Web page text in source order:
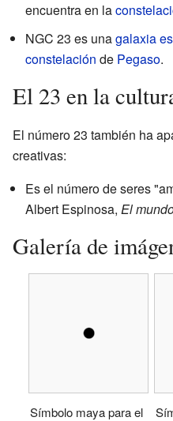
encuentra en la
NGC 23 es unagalaxia
constelación de Pegaso.
El 23 en la
El número 23 también ha
creativas:
Es el número de seres
Albert Espinosa, El
Galería de
Símbolo maya para el